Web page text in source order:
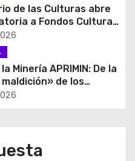
de las Culturas abre
a Fondos Cultura
foco en
innovación y
Minería APRIMIN: De la
de los
al rol clave de los